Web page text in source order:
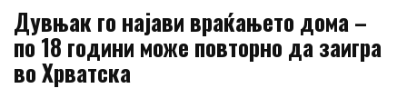
Дувњак го најави враќањето дома –
по 18 години може повторно да заигра
во Хрватска